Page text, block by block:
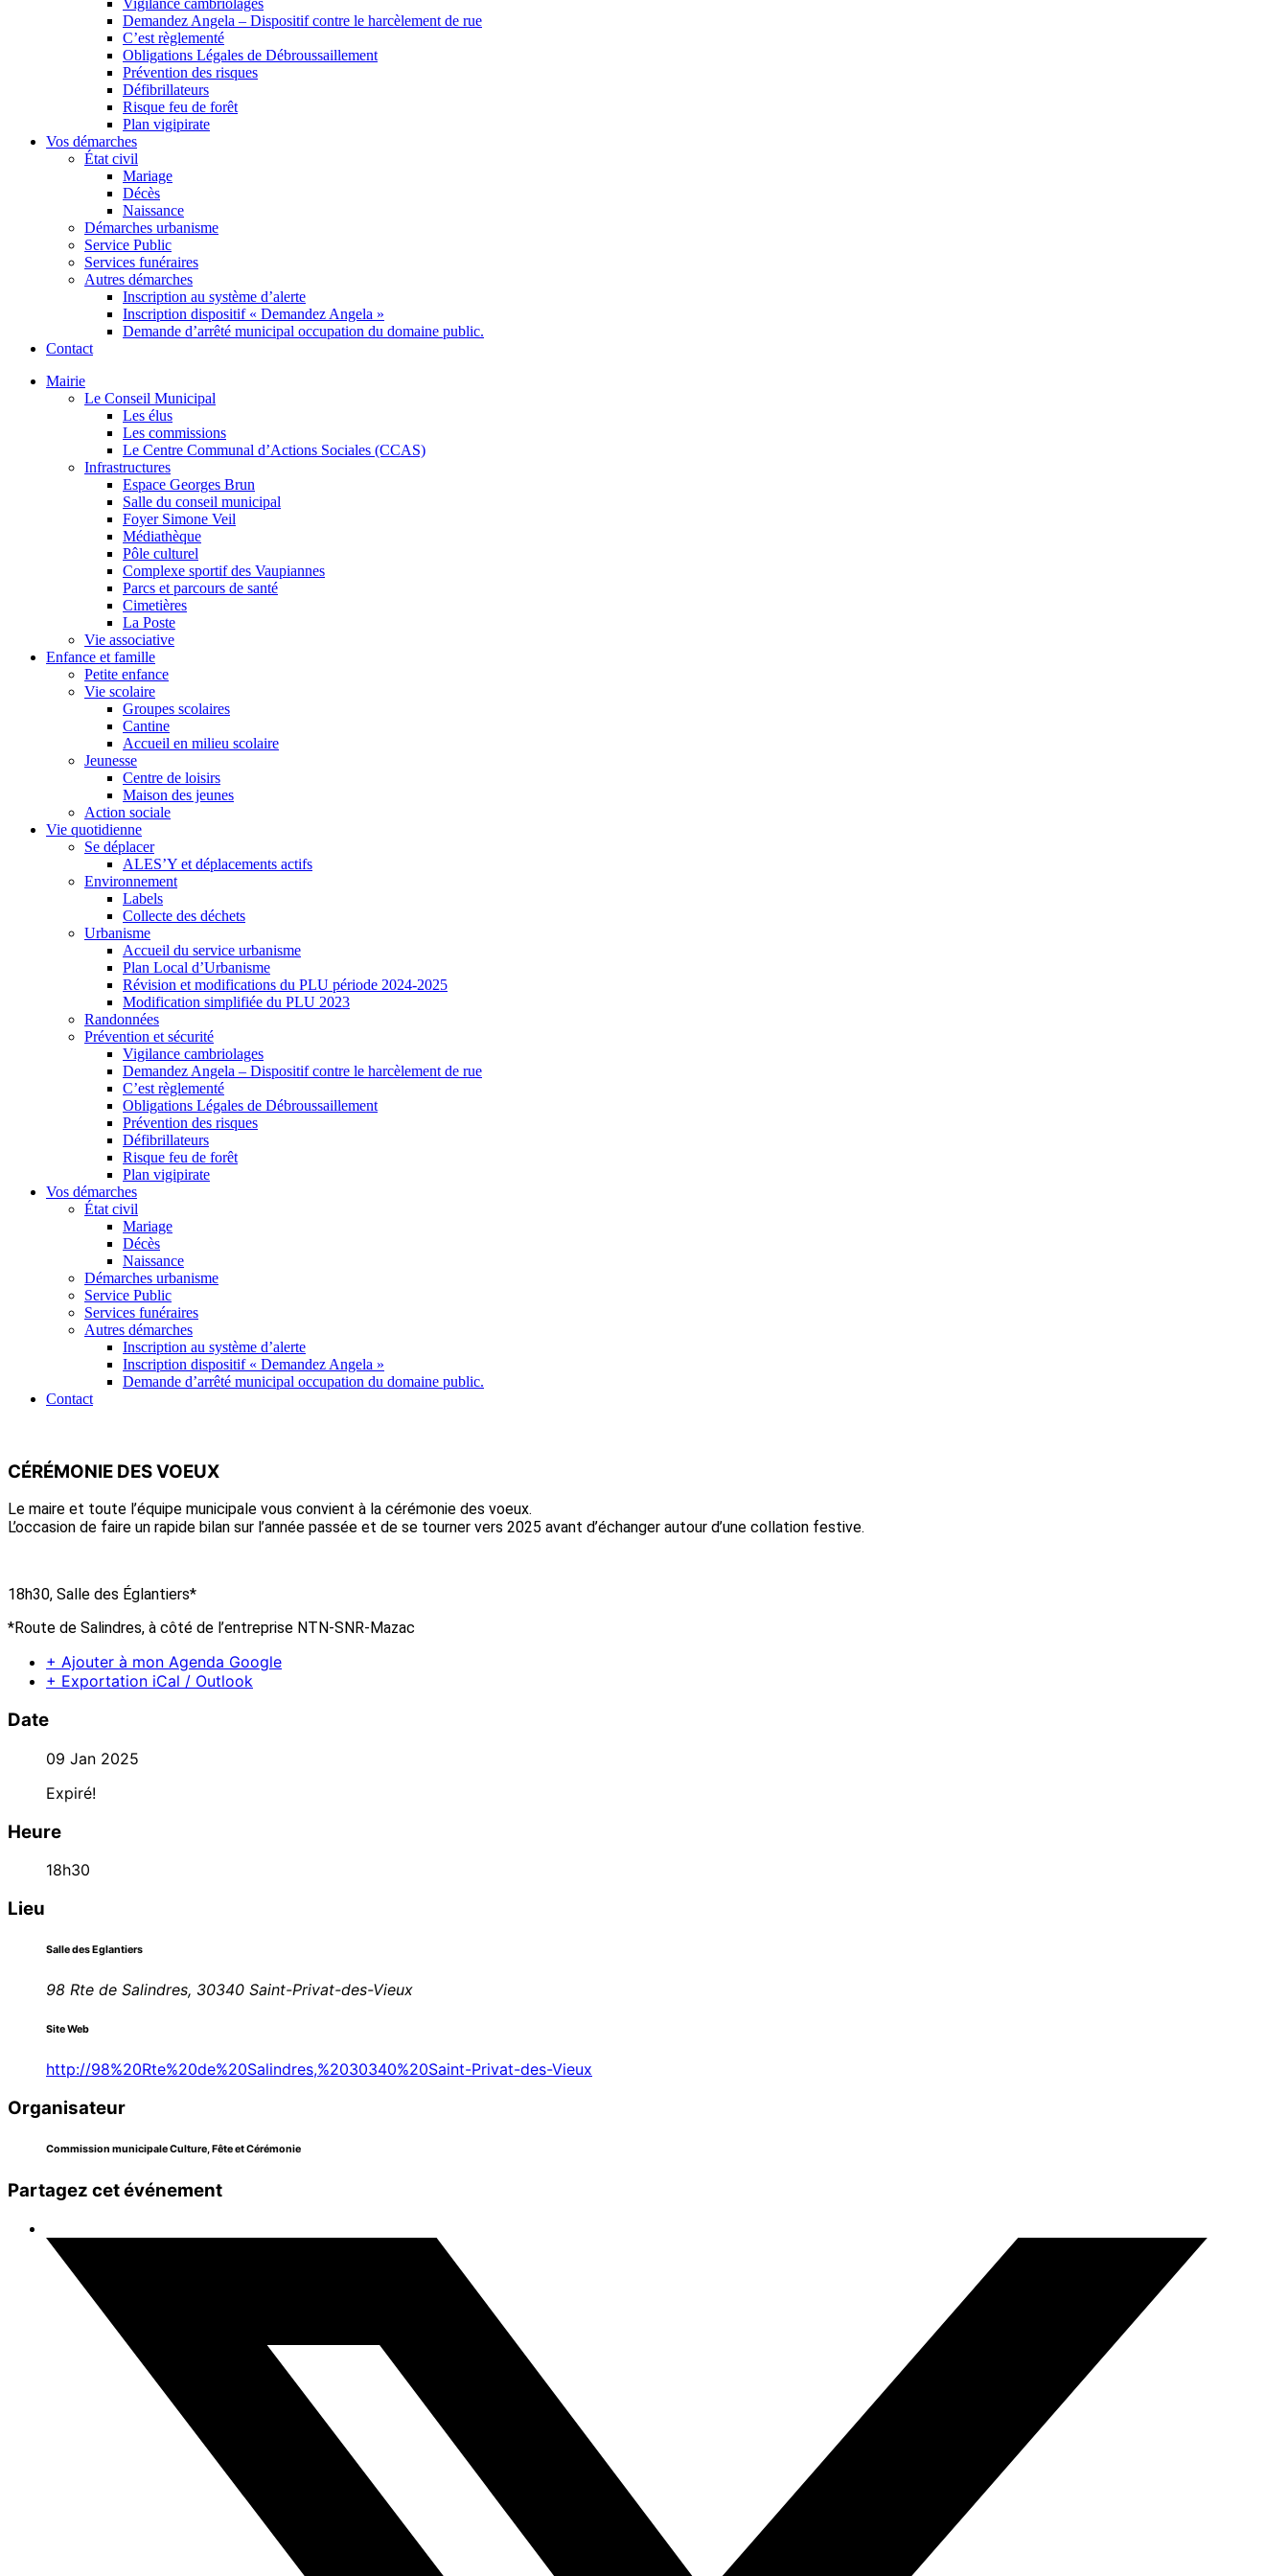
Vigilance cambriolages
Demandez Angela – Dispositif contre le harcèlement de rue
C’est règlementé
Obligations Légales de Débroussaillement
Prévention des risques
Défibrillateurs
Risque feu de forêt
Plan vigipirate
Vos démarches
État civil
Mariage
Décès
Naissance
Démarches urbanisme
Service Public
Services funéraires
Autres démarches
Inscription au système d’alerte
Inscription dispositif « Demandez Angela »
Demande d’arrêté municipal occupation du domaine public.
Contact
Mairie
Le Conseil Municipal
Les élus
Les commissions
Le Centre Communal d’Actions Sociales (CCAS)
Infrastructures
Espace Georges Brun
Salle du conseil municipal
Foyer Simone Veil
Médiathèque
Pôle culturel
Complexe sportif des Vaupiannes
Parcs et parcours de santé
Cimetières
La Poste
Vie associative
Enfance et famille
Petite enfance
Vie scolaire
Groupes scolaires
Cantine
Accueil en milieu scolaire
Jeunesse
Centre de loisirs
Maison des jeunes
Action sociale
Vie quotidienne
Se déplacer
ALES’Y et déplacements actifs
Environnement
Labels
Collecte des déchets
Urbanisme
Accueil du service urbanisme
Plan Local d’Urbanisme
Révision et modifications du PLU période 2024-2025
Modification simplifiée du PLU 2023
Randonnées
Prévention et sécurité
Vigilance cambriolages
Demandez Angela – Dispositif contre le harcèlement de rue
C’est règlementé
Obligations Légales de Débroussaillement
Prévention des risques
Défibrillateurs
Risque feu de forêt
Plan vigipirate
Vos démarches
État civil
Mariage
Décès
Naissance
Démarches urbanisme
Service Public
Services funéraires
Autres démarches
Inscription au système d’alerte
Inscription dispositif « Demandez Angela »
Demande d’arrêté municipal occupation du domaine public.
Contact
CÉRÉMONIE DES VOEUX
Le maire et toute l’équipe municipale vous convient à la cérémonie des voeux.
L’occasion de faire un rapide bilan sur l’année passée et de se tourner vers 2025 avant d’échanger autour d’une collation festive.
18h30, Salle des Églantiers*
*Route de Salindres, à côté de l’entreprise NTN-SNR-Mazac
+ Ajouter à mon Agenda Google
+ Exportation iCal / Outlook
Date
09 Jan 2025
Expiré!
Heure
18h30
Lieu
Salle des Eglantiers
98 Rte de Salindres, 30340 Saint-Privat-des-Vieux
Site Web
http://98%20Rte%20de%20Salindres,%2030340%20Saint-Privat-des-Vieux
Organisateur
Commission municipale Culture, Fête et Cérémonie
Partagez cet événement